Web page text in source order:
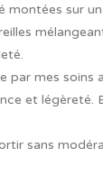
montées sur
par mes soins
et légèreté.
sans